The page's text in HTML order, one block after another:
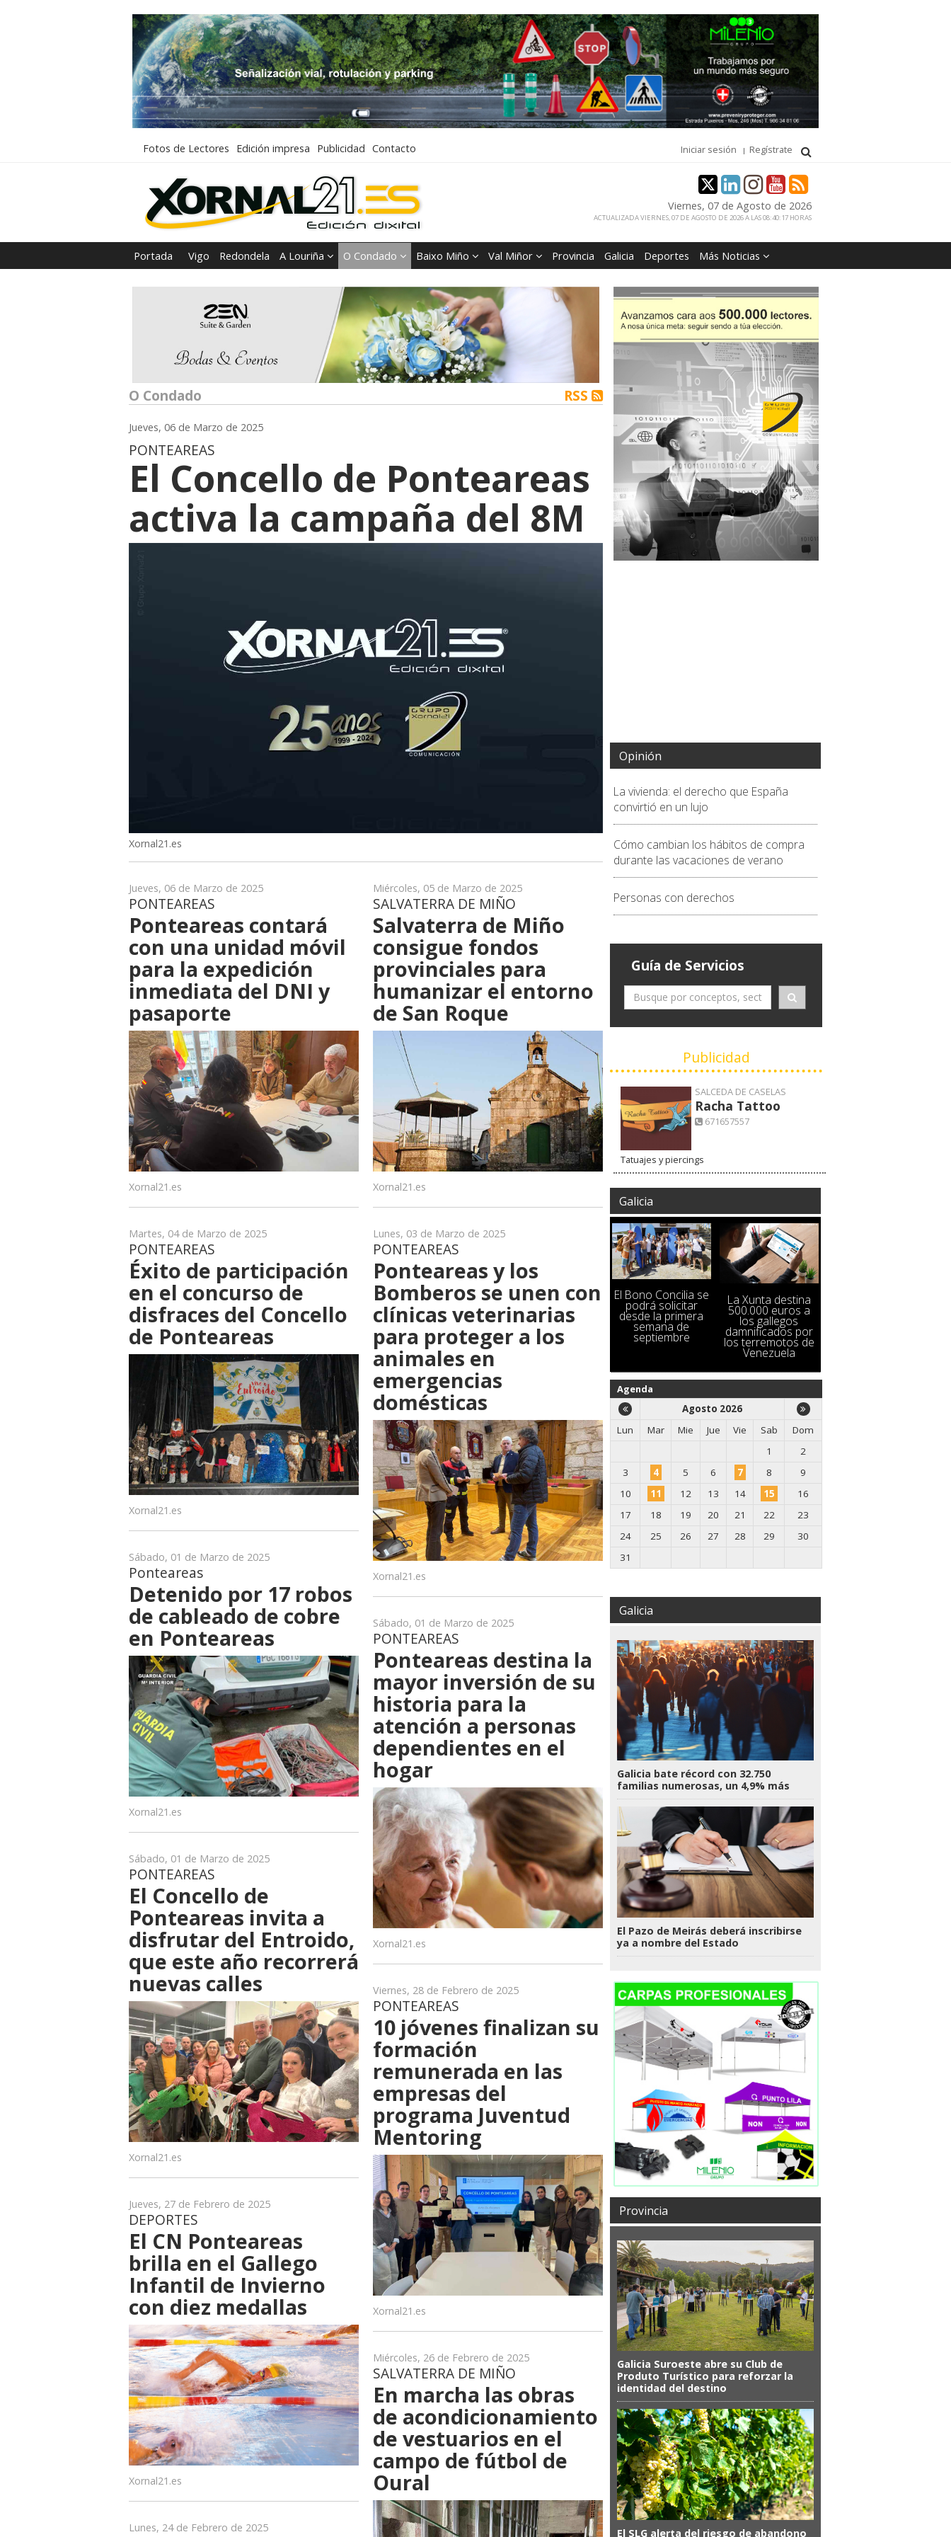
Fotos de Lectores Edición impresa Publicidad Contacto Iniciar sesión Regístrate
Viernes, 07 de Agosto de 2026
ACTUALIZADA VIERNES, 07 DE AGOSTO DE 2026 A LAS 08:40:17 HORAS
Portada Vigo Redondela A Louriña O Condado Baixo Miño Val Miñor Provincia Galicia Deportes Más Noticias
O Condado RSS
Jueves, 06 de Marzo de 2025
PONTEAREAS
El Concello de Ponteareas
activa la campaña del 8M
Xornal21.es
Jueves, 06 de Marzo de 2025
PONTEAREAS
Ponteareas contará
con una unidad móvil
para la expedición
inmediata del DNI y
pasaporte
Xornal21.es
Martes, 04 de Marzo de 2025
PONTEAREAS
Éxito de participación
en el concurso de
disfraces del Concello
de Ponteareas
Xornal21.es
Sábado, 01 de Marzo de 2025
Ponteareas
Detenido por 17 robos
de cableado de cobre
en Ponteareas
Xornal21.es
Sábado, 01 de Marzo de 2025
PONTEAREAS
El Concello de
Ponteareas invita a
disfrutar del Entroido,
que este año recorrerá
nuevas calles
Xornal21.es
Jueves, 27 de Febrero de 2025
DEPORTES
El CN Ponteareas
brilla en el Gallego
Infantil de Invierno
con diez medallas
Xornal21.es
Lunes, 24 de Febrero de 2025
Miércoles, 05 de Marzo de 2025
SALVATERRA DE MIÑO
Salvaterra de Miño
consigue fondos
provinciales para
humanizar el entorno
de San Roque
Xornal21.es
Lunes, 03 de Marzo de 2025
PONTEAREAS
Ponteareas y los
Bomberos se unen con
clínicas veterinarias
para proteger a los
animales en
emergencias
domésticas
Xornal21.es
Sábado, 01 de Marzo de 2025
PONTEAREAS
Ponteareas destina la
mayor inversión de su
historia para la
atención a personas
dependientes en el
hogar
Xornal21.es
Viernes, 28 de Febrero de 2025
PONTEAREAS
10 jóvenes finalizan su
formación
remunerada en las
empresas del
programa Juventud
Mentoring
Xornal21.es
Miércoles, 26 de Febrero de 2025
SALVATERRA DE MIÑO
En marcha las obras
de acondicionamiento
de vestuarios en el
campo de fútbol de
Oural
Opinión
La vivienda: el derecho que España
convirtió en un lujo
Cómo cambian los hábitos de compra
durante las vacaciones de verano
Personas con derechos
Guía de Servicios
Publicidad
SALCEDA DE CASELAS
Racha Tattoo
671657557
Tatuajes y piercings
Galicia
El Bono Concilia se
podrá solicitar
desde la primera
semana de
septiembre
La Xunta destina
500.000 euros a
los gallegos
damnificados por
los terremotos de
Venezuela
Agenda
Agosto 2026
Lun
Mar Mie Jue Vie Sab
Dom
1
2
3
4 5 6 7 8
9
10
11 12 13 14 15
16
17
18 19 20 21 22
23
24
25 26 27 28 29
30
31
Galicia
Galicia bate récord con 32.750
familias numerosas, un 4,9% más
El Pazo de Meirás deberá inscribirse
ya a nombre del Estado
Provincia
Galicia Suroeste abre su Club de
Produto Turístico para reforzar la
identidad del destino
El SLG alerta del riesgo de abandono